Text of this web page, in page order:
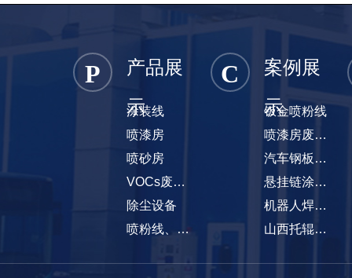
产品展
示
P
涂装线
喷漆房
喷砂房
VOCs废气处理设备
除尘设备
喷粉线、喷塑线
案例展
示
C
钣金喷粉线
喷漆房废气处理项目
汽车钢板弹簧涂装线
悬挂链涂装线
机器人焊烟除尘项目
山西托辊悬挂链涂装线项目